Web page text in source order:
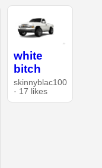
white
bitch
skinnyblac100
· 17 likes